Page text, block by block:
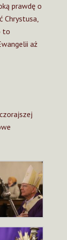
prawdę o
Chrystusa,
to
aż